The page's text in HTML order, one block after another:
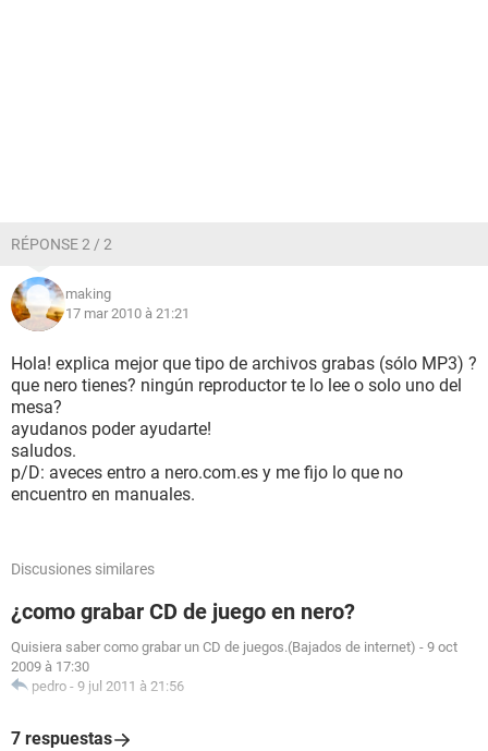
RÉPONSE 2 / 2
making
17 mar 2010 à 21:21
Hola! explica mejor que tipo de archivos grabas (sólo MP3) ?
que nero tienes? ningún reproductor te lo lee o solo uno del
mesa?
ayudanos poder ayudarte!
saludos.
p/D: aveces entro a nero.com.es y me fijo lo que no
encuentro en manuales.
Discusiones similares
¿como grabar CD de juego en nero?
Quisiera saber como grabar un CD de juegos.(Bajados de internet) - 9 oct
2009 à 17:30
pedro - 9 jul 2011 à 21:56
7 respuestas